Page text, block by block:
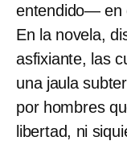
entendido— en
En la novela,
asfixiante, las
una jaula
por hombres
libertad, ni